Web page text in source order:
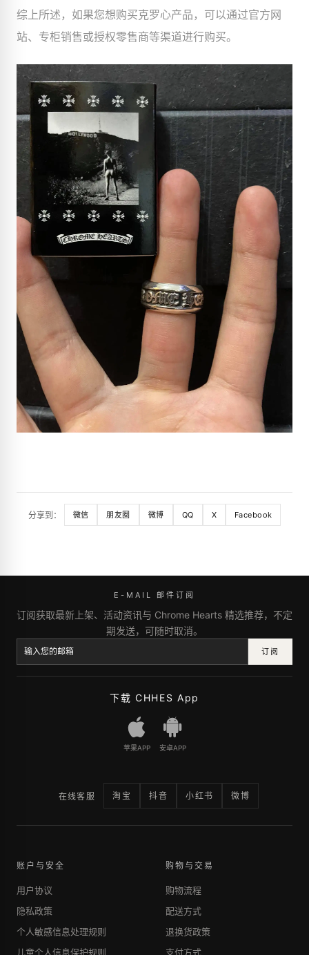
综上所述，如果您想购买克罗心产品，可以通过官方网
站、专柜销售或授权零售商等渠道进行购买。
分享到： 微信 朋友圈 微博 QQ X Facebook
E-MAIL 邮件订阅
订阅获取最新上架、活动资讯与 Chrome Hearts 精选推荐，不定
期发送，可随时取消。
订阅
下载 CHHES App
苹果APP 安卓APP
在线客服 淘宝 抖音 小红书 微博
账户与安全
用户协议
隐私政策
个人敏感信息处理规则
儿童个人信息保护规则
购物与交易
购物流程
配送方式
退换货政策
支付方式